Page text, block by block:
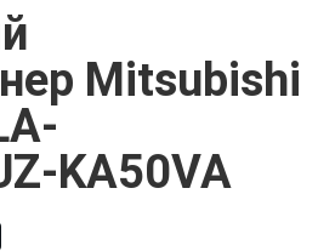
Mitsubishi
KA50VA